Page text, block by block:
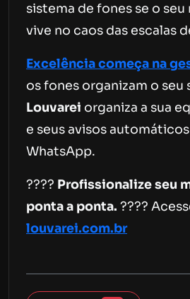
sistema de fones se o
vive no caos das escalas
Excelência começa na
os fones organizam o seu
Louvarei organiza a sua
e seus avisos
WhatsApp.
???? Profissionalize seu
ponta a ponta. ????
louvarei.com.br